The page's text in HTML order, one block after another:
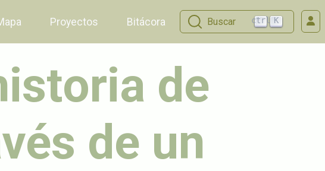
Proyectos Bitácora Buscar ctrl K
de
de un